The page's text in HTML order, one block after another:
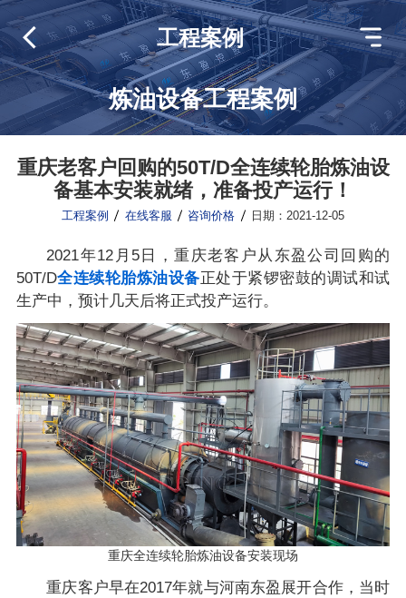
炼油设备工程案例
工程案例
重庆老客户回购的50T/D全连续轮胎炼油设
备基本安装就绪，准备投产运行！
工程案例 在线客服 咨询价格 日期：2021-12-05
2021年12月5日，重庆老客户从东盈公司回购的
50T/D全连续轮胎炼油设备 正处于紧锣密鼓的调试和试
生产中，预计几天后将正式投产运行。
重庆全连续轮胎炼油设备安装现场
重庆客户早在2017年就与河南东盈展开合作，当时